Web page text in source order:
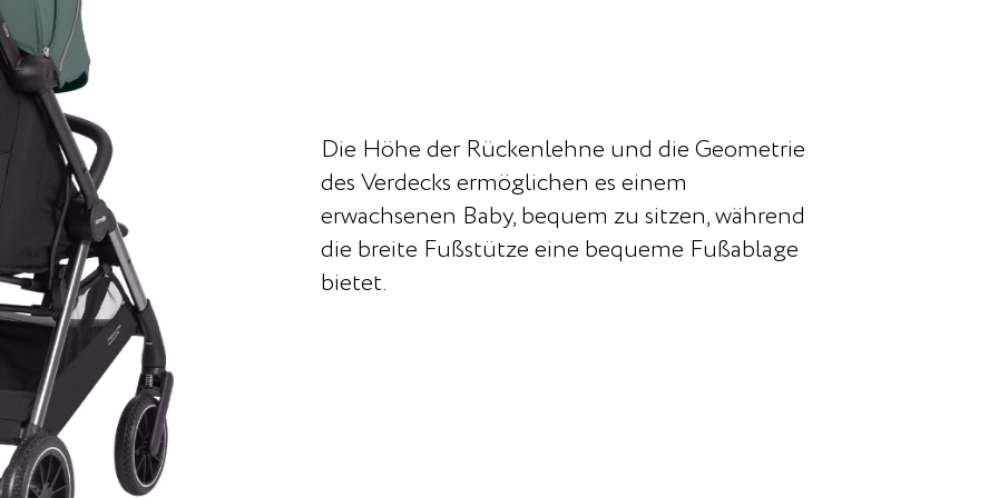
Die Höhe der Rückenlehne und die Geometrie
des Verdecks ermöglichen es einem
erwachsenen Baby, bequem zu sitzen, während
die breite Fußstütze eine bequeme Fußablage
bietet.